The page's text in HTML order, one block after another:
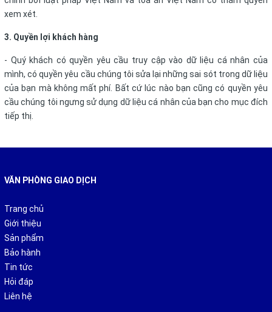
xem xét.
3. Quyền lợi khách hàng
- Quý khách có quyền yêu cầu truy cập vào dữ liệu cá nhân của
mình, có quyền yêu cầu chúng tôi sửa lại những sai sót trong dữ liệu
của bạn mà không mất phí. Bất cứ lúc nào bạn cũng có quyền yêu
cầu chúng tôi ngưng sử dụng dữ liệu cá nhân của bạn cho mục đích
tiếp thị.
VĂN PHÒNG GIAO DỊCH
Trang chủ
Giới thiệu
Sản phẩm
Bảo hành
Tin tức
Hỏi đáp
Liên hệ